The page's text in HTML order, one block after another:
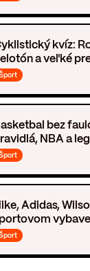
kvíz:
a veľké
bez
NBA a
Adidas,